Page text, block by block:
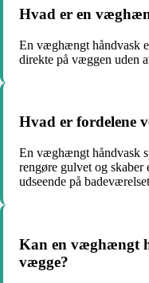
Hvad er en
En væghængt håndvask
direkte på væggen uden
Hvad er fordelene
En væghængt håndvask
rengøre gulvet og skaber
udseende på
Kan en væghængt
vægge?